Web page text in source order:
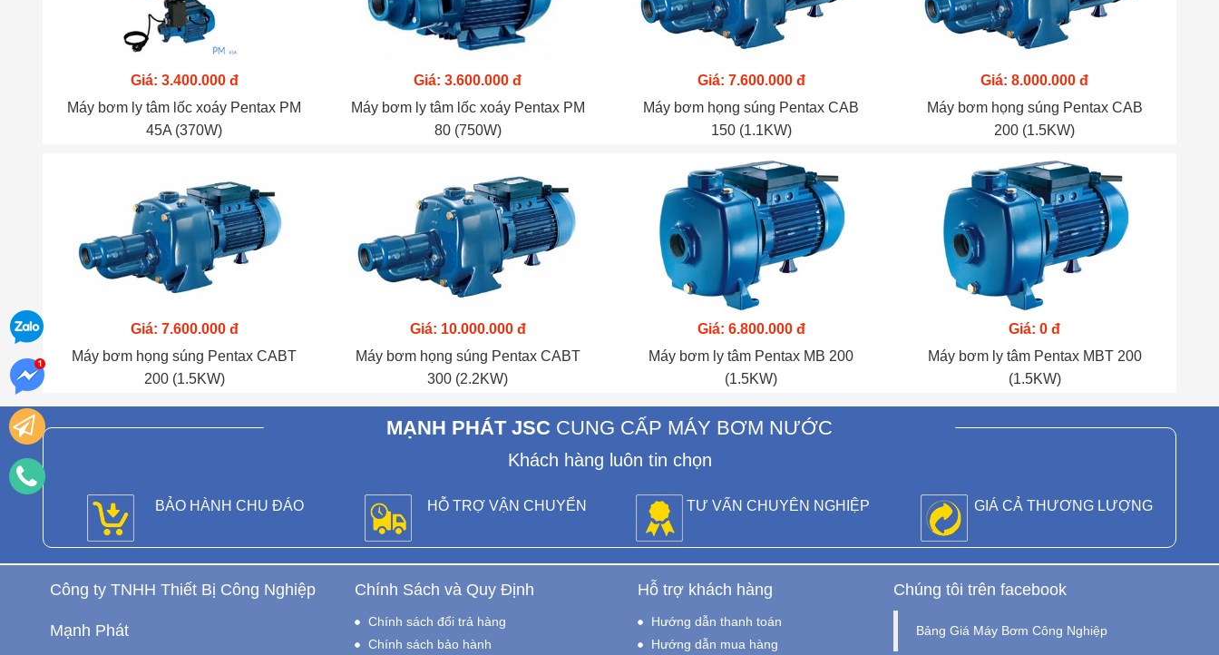
Giá: 3.400.000 đ
Máy bơm ly tâm lốc xoáy Pentax PM
45A (370W)
Giá: 3.600.000 đ
Máy bơm ly tâm lốc xoáy Pentax PM
80 (750W)
Giá: 7.600.000 đ
Máy bơm họng súng Pentax CAB
150 (1.1KW)
Giá: 8.000.000 đ
Máy bơm họng súng Pentax CAB
200 (1.5KW)
Giá: 7.600.000 đ
Máy bơm họng súng Pentax CABT
200 (1.5KW)
Giá: 10.000.000 đ
Máy bơm họng súng Pentax CABT
300 (2.2KW)
Giá: 6.800.000 đ
Máy bơm ly tâm Pentax MB 200
(1.5KW)
Giá: 0 đ
Máy bơm ly tâm Pentax MBT 200
(1.5KW)
MẠNH PHÁT JSC CUNG CẤP MÁY BƠM NƯỚC
Khách hàng luôn tin chọn
BẢO HÀNH CHU ĐÁO HỖ TRỢ VẬN CHUYỂN TƯ VẤN CHUYÊN NGHIỆP GIÁ CẢ THƯƠNG LƯỢNG
Công ty TNHH Thiết Bị Công Nghiệp
Mạnh Phát
Chính Sách và Quy Định
Chính sách đổi trả hàng
Chính sách bảo hành
Hỗ trợ khách hàng
Hướng dẫn thanh toán
Hướng dẫn mua hàng
Chúng tôi trên facebook
Bảng Giá Máy Bơm Công Nghiệp